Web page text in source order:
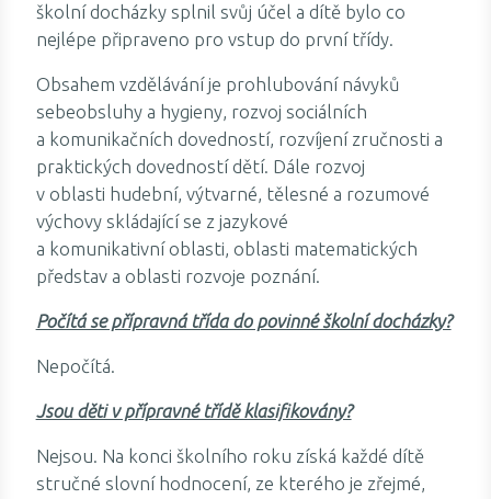
školní docházky splnil svůj účel a dítě bylo co
nejlépe připraveno pro vstup do první třídy.
Obsahem vzdělávání je prohlubování návyků
sebeobsluhy a hygieny, rozvoj sociálních
a komunikačních dovedností, rozvíjení zručnosti a
praktických dovedností dětí. Dále rozvoj
v oblasti hudební, výtvarné, tělesné a rozumové
výchovy skládající se z jazykové
a komunikativní oblasti, oblasti matematických
představ a oblasti rozvoje poznání.
Počítá se přípravná třída do povinné školní docházky?
Nepočítá.
Jsou děti v přípravné třídě klasifikovány?
Nejsou. Na konci školního roku získá každé dítě
stručné slovní hodnocení, ze kterého je zřejmé,